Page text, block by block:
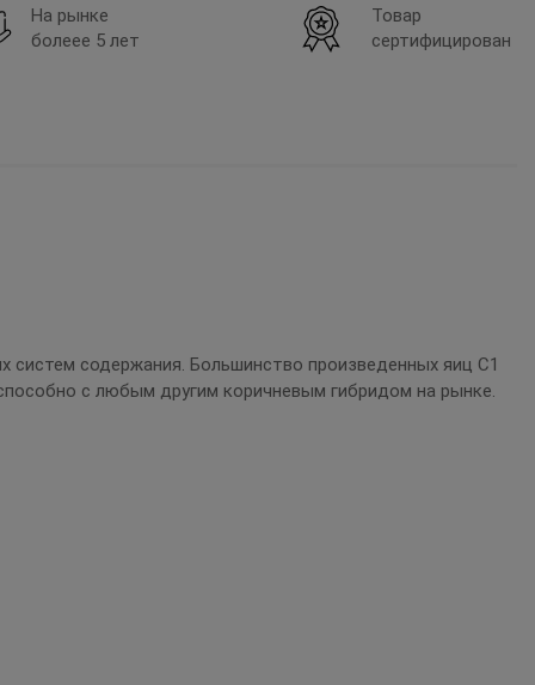
На рынке
болеее 5 лет
Товар
сертифицирован
содержания. Большинство произведенных яиц С1
с любым другим коричневым гибридом на рынке.